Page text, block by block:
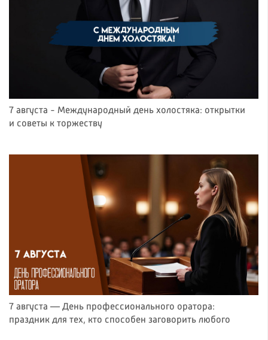
7 августа - Международный день холостяка: открытки
и советы к торжеству
7 августа — День профессионального оратора:
праздник для тех, кто способен заговорить любого